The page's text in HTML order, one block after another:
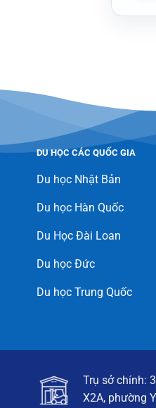
DU HỌC CÁC QUỐC GIA
Du học Nhật Bản
Du học Hàn Quốc
Du Học Đài Loan
Du học Đức
Du học Trung Quốc
Trụ sở chính:
X2A, phường